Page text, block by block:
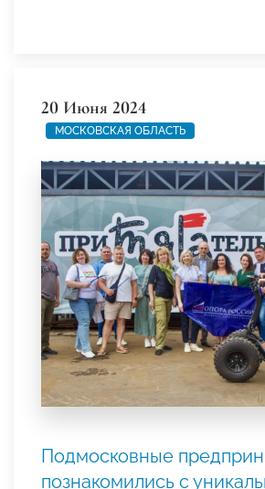
20 Июня 2024
МОСКОВСКАЯ ОБЛАСТЬ
Подмосковные
познакомились с